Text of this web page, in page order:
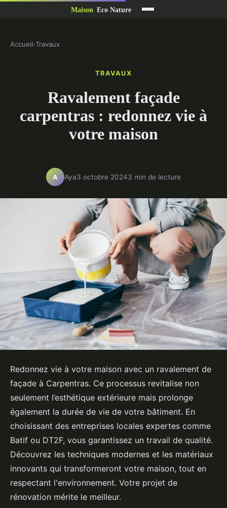
Accueil›Travaux
TRAVAUX
Ravalement façade
carpentras : redonnez vie à
votre maison
A Aya3 octobre 20243 min de lecture
Redonnez vie à votre maison avec un ravalement de
façade à Carpentras. Ce processus revitalise non
seulement l’esthétique extérieure mais prolonge
également la durée de vie de votre bâtiment. En
choisissant des entreprises locales expertes comme
Batif ou DT2F, vous garantissez un travail de qualité.
Découvrez les techniques modernes et les matériaux
innovants qui transformeront votre maison, tout en
respectant l'environnement. Votre projet de
rénovation mérite le meilleur.